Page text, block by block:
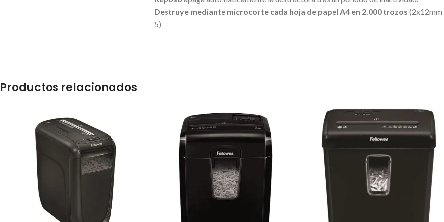
Destruye mediante microcorte cada hoja de papel A4 en 2.000 trozos (2x12mm
5)
Productos relacionados